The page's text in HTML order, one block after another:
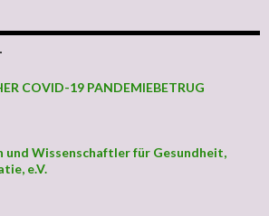
COVID-19 PANDEMIEBETRUG
und Wissenschaftler für Gesundheit,
e.V.